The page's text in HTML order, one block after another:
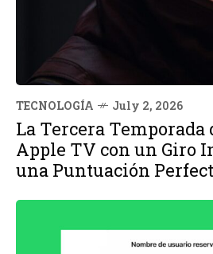
TECNOLOGÍA July 2, 2026
La Tercera Temporada
Apple TV con un Giro
una Puntuación